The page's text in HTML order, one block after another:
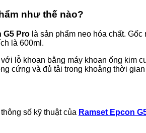
như thế nào?
G5 Pro là sản phẩm neo hóa chất.
là 600ml.
lỗ khoan bằng máy khoan ống
cứng và đủ tải trong khoảng thời gian
số kỹ thuật của Ramset Epcon